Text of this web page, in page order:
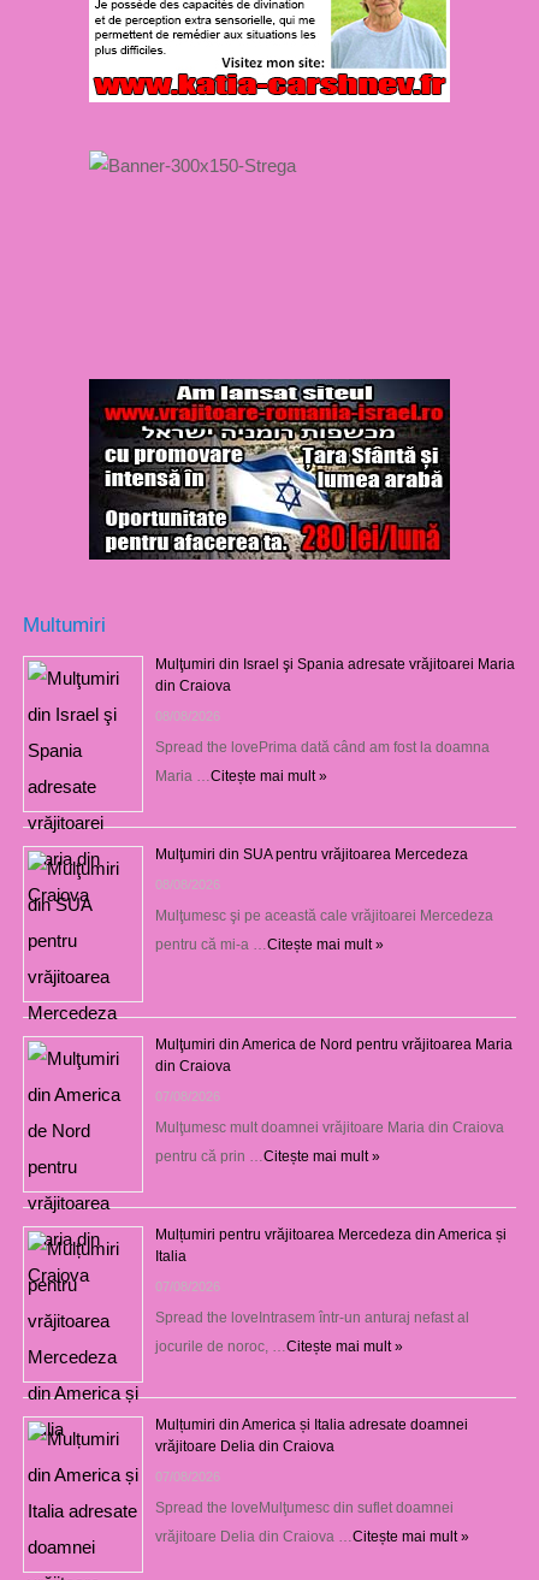
Multumiri
Mulţumiri din Israel şi Spania adresate vrăjitoarei Maria
din Craiova
08/08/2026
Spread the lovePrima dată când am fost la doamna
Maria …Citește mai mult »
Mulţumiri din SUA pentru vrăjitoarea Mercedeza
08/08/2026
Mulţumesc şi pe această cale vrăjitoarei Mercedeza
pentru că mi-a …Citește mai mult »
Mulţumiri din America de Nord pentru vrăjitoarea Maria
din Craiova
07/08/2026
Mulţumesc mult doamnei vrăjitoare Maria din Craiova
pentru că prin …Citește mai mult »
Mulțumiri pentru vrăjitoarea Mercedeza din America și
Italia
07/08/2026
Spread the loveIntrasem într-un anturaj nefast al
jocurile de noroc, …Citește mai mult »
Mulțumiri din America și Italia adresate doamnei
vrăjitoare Delia din Craiova
07/08/2026
Spread the loveMulţumesc din suflet doamnei
vrăjitoare Delia din Craiova …Citește mai mult »